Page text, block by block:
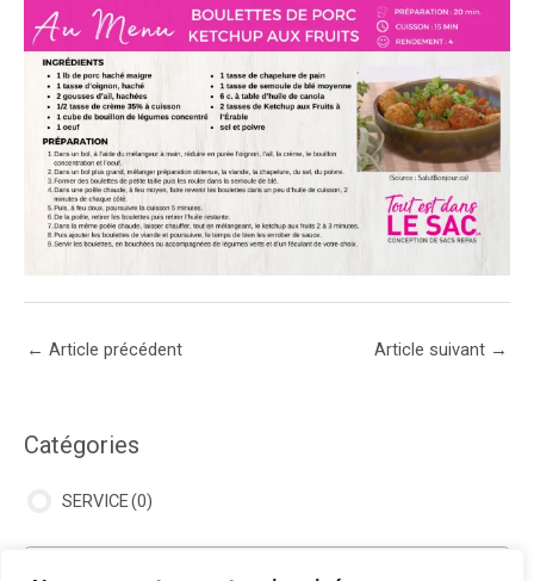
Catégories
SERVICE(0)
des
← Article précédent Article suivant →